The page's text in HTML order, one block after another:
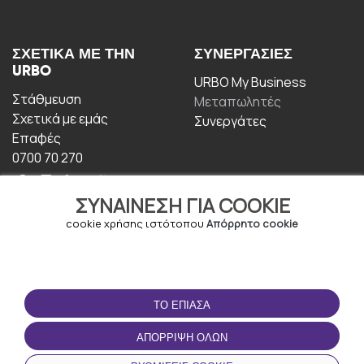
ΣΥΝΑΊΝΕΣΗ ΓΙΑ COOKIE
cookie χρήσης ιστότοπου Απόρρητο cookie
ΤΟ ΈΠΙΑΣΑ
ΑΠΌΡΡΙΨΗ ΌΛΩΝ
ΣΧΕΤΙΚΆ ΜΕ ΤΗΝ
URBO
Στάθμευση
Σχετικά με εμάς
Επαφές
0700 70 270
ΣΥΝΕΡΓΑΣΊΕΣ
URBO My Business
Μεταπωλητές
Συνεργάτες
ΟΡΟΙ ΧΡΉΣΗΣ
Οροι και Προϋποθέσεις
Πολιτική απορρήτου
ΚΑΤΕΒΆΣΤΕ ΤΗΝ
ΕΦΑΡΜΟΓΉ